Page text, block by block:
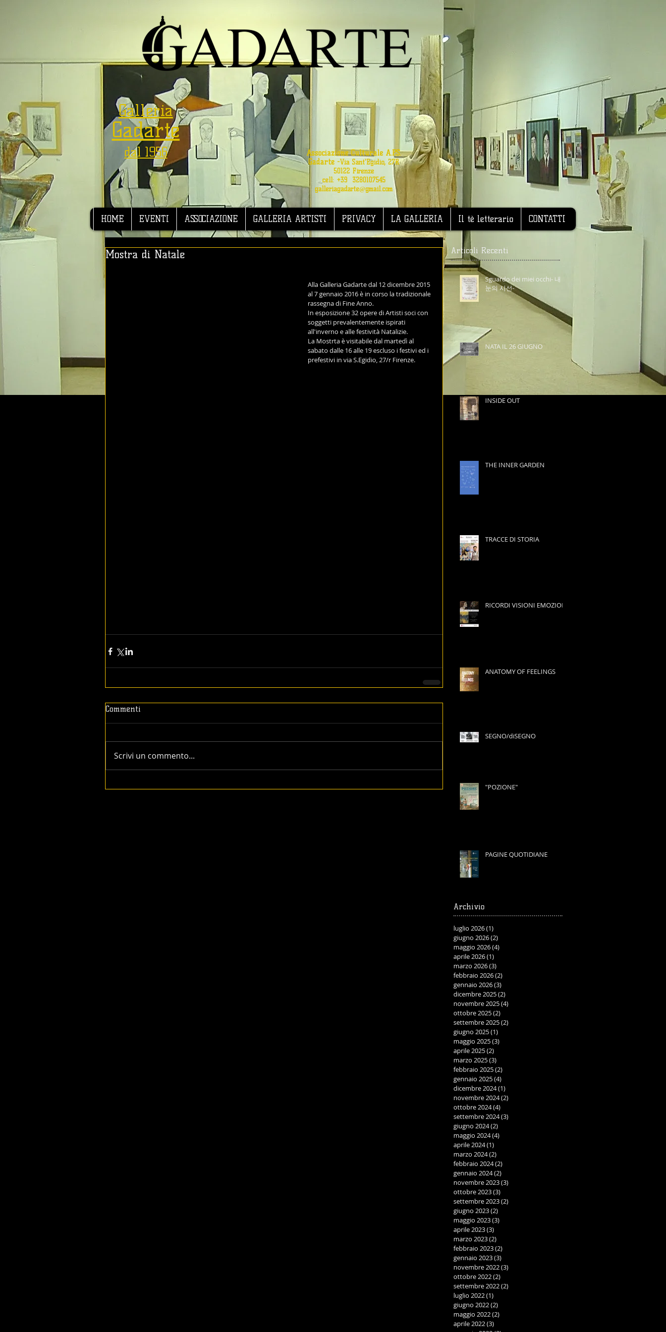
Galleria
Gadarte
dal 1956
Associazione Culturale A.P.S.
Gadarte -Via Sant'Egidio, 27R
50122 Firenze
cell: +39 3280107545
galleriagadarte@gmail.com
HOME EVENTI ASSOCIAZIONE GALLERIA ARTISTI PRIVACY LA GALLERIA Il tè letterario CONTATTI
Mostra di Natale
Alla Galleria Gadarte dal 12 dicembre 2015
al 7 gennaio 2016 è in corso la tradizionale
rassegna di Fine Anno.
In esposizione 32 opere di Artisti soci con
soggetti prevalentemente ispirati
all'inverno e alle festività Natalizie.
La Mostrta è visitabile dal martedì al
sabato dalle 16 alle 19 escluso i festivi ed i
prefestivi in via S.Egidio, 27/r Firenze.
Commenti
Scrivi un commento...
Articoli Recenti
Sguardo dei miei occhi- 내
눈의 시선-
NATA IL 26 GIUGNO
INSIDE OUT
THE INNER GARDEN
TRACCE DI STORIA
RICORDI VISIONI EMOZIONI
ANATOMY OF FEELINGS
SEGNO/diSEGNO
"POZIONE"
PAGINE QUOTIDIANE
Archivio
luglio 2026(1)
giugno 2026(2)
maggio 2026(4)
aprile 2026(1)
marzo 2026(3)
febbraio 2026(2)
gennaio 2026(3)
dicembre 2025(2)
novembre 2025(4)
ottobre 2025(2)
settembre 2025(2)
giugno 2025(1)
maggio 2025(3)
aprile 2025(2)
marzo 2025(3)
febbraio 2025(2)
gennaio 2025(4)
dicembre 2024(1)
novembre 2024(2)
ottobre 2024(4)
settembre 2024(3)
giugno 2024(2)
maggio 2024(4)
aprile 2024(1)
marzo 2024(2)
febbraio 2024(2)
gennaio 2024(2)
novembre 2023(3)
ottobre 2023(3)
settembre 2023(2)
giugno 2023(2)
maggio 2023(3)
aprile 2023(3)
marzo 2023(2)
febbraio 2023(2)
gennaio 2023(3)
novembre 2022(3)
ottobre 2022(2)
settembre 2022(2)
luglio 2022(1)
giugno 2022(2)
maggio 2022(2)
aprile 2022(3)